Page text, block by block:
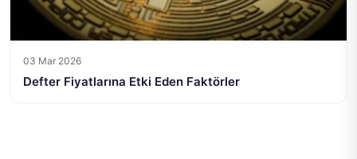
03 Mar 2026
Defter Fiyatlarına Etki Eden Faktörler